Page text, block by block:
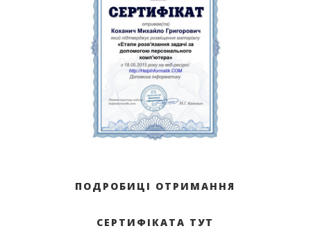
ПОДРОБИЦІ ОТРИМАННЯ
СЕРТИФІКАТА ТУТ